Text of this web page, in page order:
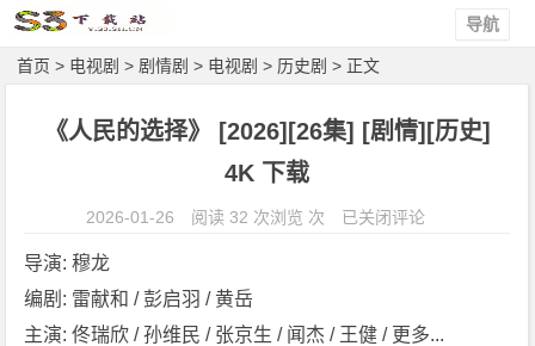
导航
首页 > 电视剧 > 剧情剧 > 电视剧 > 历史剧 > 正文
《人民的选择》 [2026][26集] [剧情][历史]
4K 下载
2026-01-26 阅读 32 次浏览 次
《人
择》
已关闭评论
导演: 穆龙
编剧: 雷献和 / 彭启羽 / 黄岳
主演: 佟瑞欣 / 孙维民 / 张京生 / 闻杰 / 王健 / 更多...